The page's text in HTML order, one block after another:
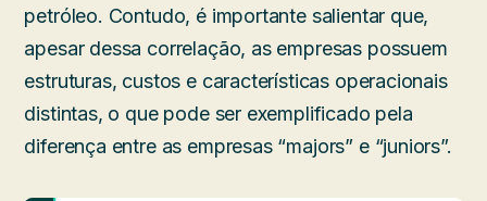
petróleo. Contudo, é importante salientar que,
apesar dessa correlação, as empresas possuem
estruturas, custos e características operacionais
distintas, o que pode ser exemplificado pela
diferença entre as empresas “majors” e “juniors”.